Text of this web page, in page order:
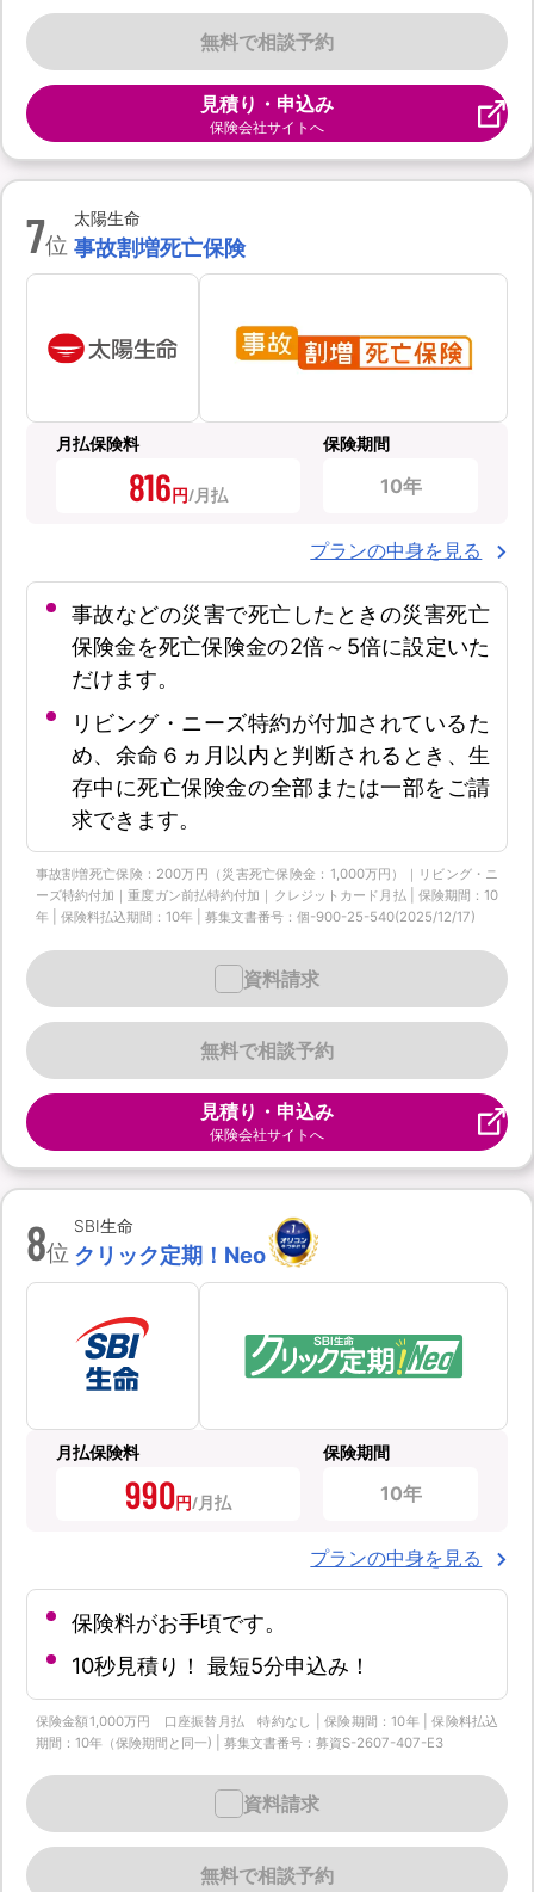
無料で相談予約
見積り・申込み
保険会社サイトへ
7位
太陽生命
事故割増死亡保険
月払保険料
816円
保険期間
10年
プランの中身を見る
事故などの災害で死亡したときの災害死亡
保険金を死亡保険金の2倍～5倍に設定いた
だけます。
リビング・ニーズ特約が付加されているた
め、余命６ヵ月以内と判断されるとき、生
存中に死亡保険金の全部または一部をご請
求できます。
事故割増死亡保険：200万円（災害死亡保険金：1,000万円）｜リビング・ニ
ーズ特約付加｜重度ガン前払特約付加｜クレジットカード月払 | 保険期間：10
年 | 保険料払込期間：10年 | 募集文書番号：個-900-25-540(2025/12/17)
無料で相談予約
資料請求
見積り・申込み
保険会社サイトへ
8位
SBI生命
クリック定期！Neo
月払保険料
990円
保険期間
10年
プランの中身を見る
保険料がお手頃です。
10秒見積り！ 最短5分申込み！
保険金額1,000万円 口座振替月払 特約なし | 保険期間：10年 | 保険料払込
期間：10年（保険期間と同一) | 募集文書番号：募資S-2607-407-E3
無料で相談予約
資料請求